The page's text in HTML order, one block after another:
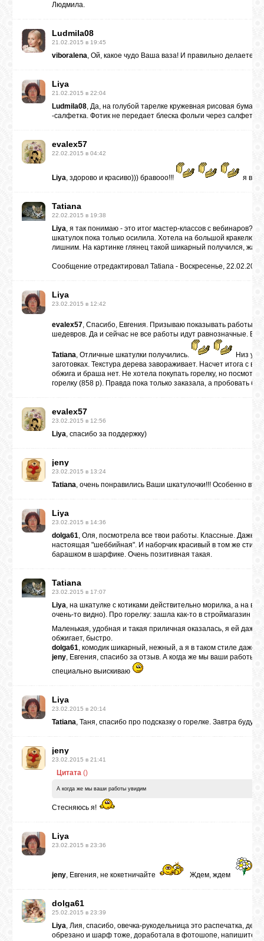
Людмила.
Ludmila08
21.02.2015 в 19:45
viboralena, Ой, какое чудо Ваша ваза! И правильно
Liya
21.02.2015 в 22:04
Ludmila08, Да, на голубой тарелке кружевная рисовая
-салфетка. Фотик не передает блеска фольги через
evalex57
22.02.2015 в 04:42
Liya, здорово и красиво))) бравооо!!! я вот
Tatiana
22.02.2015 в 19:38
Liya, я так понимаю - это итог мастер-классов с вебинаров?
шкатулок пока только осилила. Хотела на большой кракелюр
лишним. На картинке глянец такой шикарный получился, жаль
Сообщение отредактировал Tatiana - Воскресенье,
Liya
23.02.2015 в 12:42
evalex57, Спасибо, Евгения. Призываю показывать работы
шедевров. Да и сейчас не все работы идут равнозначные. Всё
Tatiana, Отличные шкатулки получились.
Низ у
заготовках. Текстура дерева завораживает. Насчет итога с
обжига и браша нет. Не хотела покупать горелку, но
горелку (858 р). Правда пока только заказала, а пробовать
evalex57
23.02.2015 в 12:56
Liya, спасибо за поддержку)
jeny
23.02.2015 в 13:24
Tatiana, очень понравились Ваши шкатулочки!!! Особенно
Liya
23.02.2015 в 14:36
dolga61, Оля, посмотрела все твои работы. Классные. Даже
настоящая "шеббийная". И наборчик красивый в том же
барашком в шарфике. Очень позитивная такая.
Tatiana
23.02.2015 в 17:07
Liya, на шкатулке с котиками действительно морилка, а на
очень-то видно). Про горелку: зашла как-то в строймагазин и
Маленькая, удобная и такая приличная оказалась, я ей даже
обжигает, быстро.
dolga61, комодик шикарный, нежный, а я в таком стиле даже
jeny, Евгения, спасибо за отзыв. А когда же мы ваши работы
специально выискиваю
Liya
23.02.2015 в 20:14
Tatiana, Таня, спасибо про подсказку о горелке. Завтра буду
jeny
23.02.2015 в 21:41
Цитата ()
А когда же мы ваши работы увидим
Стесняюсь я!
Liya
23.02.2015 в 23:36
jeny, Евгения, не кокетничайте Ждем, ждем
dolga61
25.02.2015 в 23:39
Liya, Лия, спасибо, овечка-рукодельница это распечатка,
обрезано и шарф тоже, доработала в фотошопе, напишите